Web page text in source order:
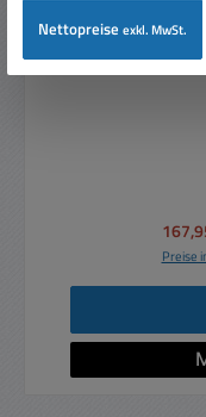
12VAC Trafo 12V
Preise
Nettopreiseexkl. MwSt.